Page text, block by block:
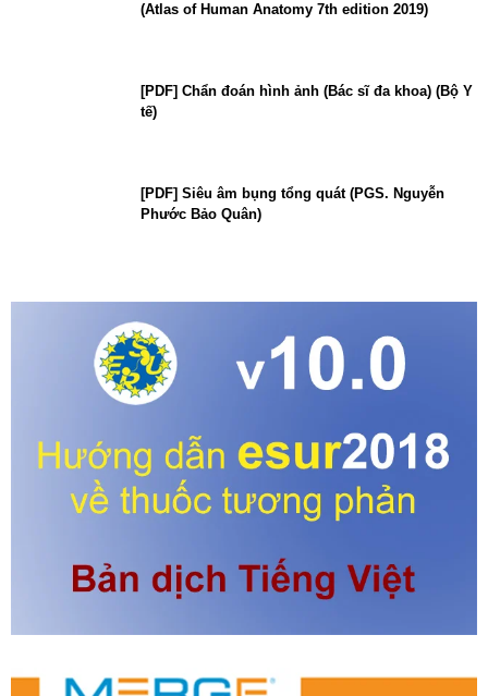
(Atlas of Human Anatomy 7th edition 2019)
[PDF] Chẩn đoán hình ảnh (Bác sĩ đa khoa) (Bộ Y
tế)
[PDF] Siêu âm bụng tổng quát (PGS. Nguyễn
Phước Bảo Quân)